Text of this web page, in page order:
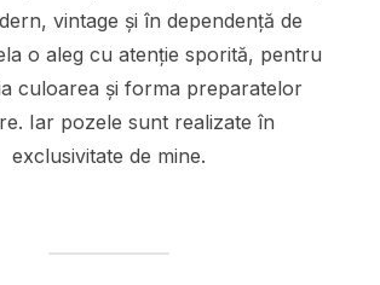
vintage și în dependență de
o aleg cu atenție sporită, pentru
culoarea și forma preparatelor
Iar pozele sunt realizate în
exclusivitate de mine.